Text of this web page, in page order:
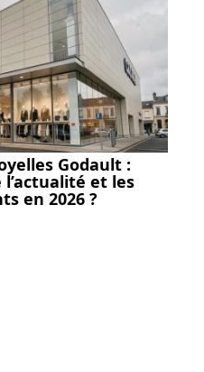
Godault :
et les
en 2026 ?